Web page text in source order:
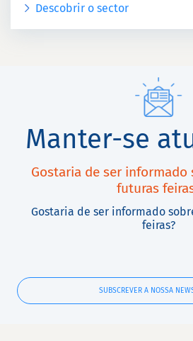
Descobrir o sector
Manter-se
Gostaria de ser informado
futuras
Gostaria de ser informado
feiras?
SUBSCREVER A NOSSA